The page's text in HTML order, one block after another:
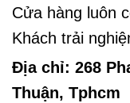
Cửa hàng luôn
Khách trải
Địa chỉ: 268
Thuận, Tphcm